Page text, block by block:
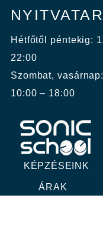
Hétfőtől péntekig:
22:00
Szombat, vasárnap:
10:00 – 18:00
KÉPZÉSEINK
ÁRAK